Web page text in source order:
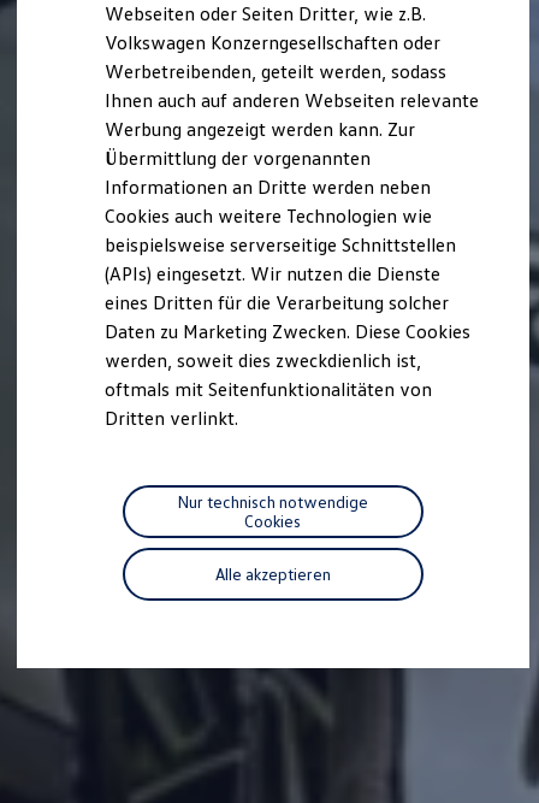
Volkswagen Kollektion
R-Kollektion
GTI Kollektion
Fußball Drop
we drive football
#wedriveproud
Besitzer und Service
myVolkswagen
Software Updates
Service und Ersatzteile
Inspektion und HU/AU
Reparaturen und Checks
Motorenöl und Flüssigkeiten
Räder und Reifen
Pannen- und Unfallhilfe
Economy Service
Volkswagen Teile
Zubehör
Modellspezifisches Zubehör
Individualisieren
Wallbox und Ladekabel
Digitale Extras
Dienste für Ihr Modell finden
Volkswagen Apps, Login und Shop
Handy und Fahrzeug verbinden
Vorgängermodelle
Kundeninformationen
Volkswagen Kundenbetreuung
Warn- und Kontrollleuchten
Assistenzsysteme
Digitale Betriebsanleitung
Webseiten oder Seiten Dritter, wie z.B.
Volkswagen Konzerngesellschaften oder
Werbetreibenden, geteilt werden, sodass
Ihnen auch auf anderen Webseiten relevante
Werbung angezeigt werden kann. Zur
Übermittlung der vorgenannten
Informationen an Dritte werden neben
Cookies auch weitere Technologien wie
beispielsweise serverseitige Schnittstellen
(APIs) eingesetzt. Wir nutzen die Dienste
eines Dritten für die Verarbeitung solcher
Daten zu Marketing Zwecken. Diese Cookies
werden, soweit dies zweckdienlich ist,
oftmals mit Seitenfunktionalitäten von
Dritten verlinkt.
Alle akzeptieren
Nur technisch notwendige
Cookies